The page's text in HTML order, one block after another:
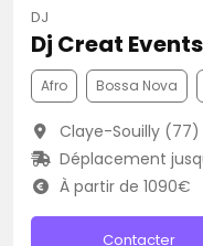
DJ
Dj Creat
Afro Bossa Nova
Claye-Souilly (77)
Déplacement
À partir de 1090€
Contacter